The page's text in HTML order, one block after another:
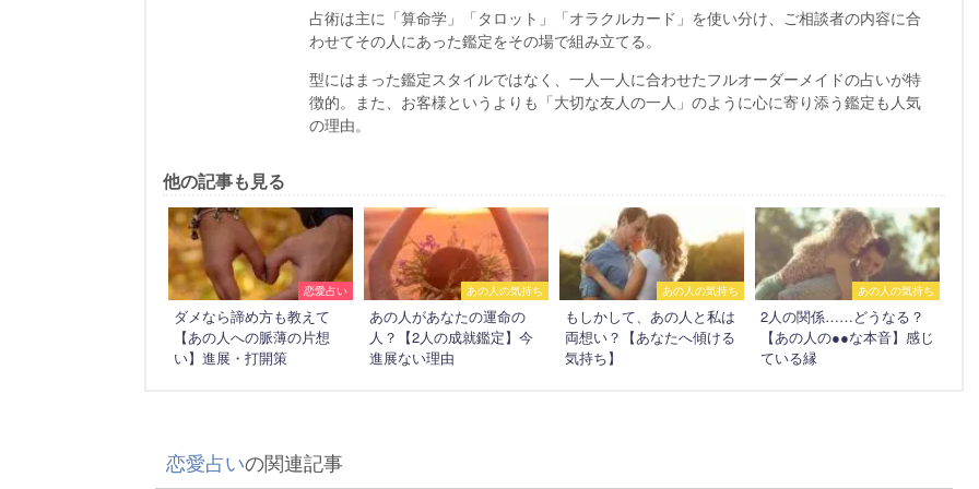
占術は主に「算命学」「タロット」「オラクルカード」を使い分け、ご相談者の内容に合
わせてその人にあった鑑定をその場で組み立てる。
型にはまった鑑定スタイルではなく、一人一人に合わせたフルオーダーメイドの占いが特
徴的。また、お客様というよりも「大切な友人の一人」のように心に寄り添う鑑定も人気
の理由。
他の記事も見る
恋愛占い
ダメなら諦め方も教えて
【あの人への脈薄の片想
い】進展・打開策
あの人の気持ち
あの人があなたの運命の
人？【2人の成就鑑定】今
進展ない理由
あの人の気持ち
もしかして、あの人と私は
両想い？【あなたへ傾ける
気持ち】
あの人の気持ち
2人の関係……どうなる？
【あの人の●●な本音】感じ
ている縁
恋愛占いの関連記事